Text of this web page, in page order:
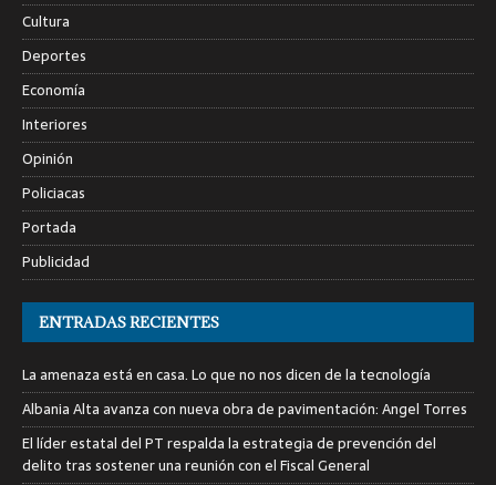
Cultura
Deportes
Economía
Interiores
Opinión
Policiacas
Portada
Publicidad
ENTRADAS RECIENTES
La amenaza está en casa. Lo que no nos dicen de la tecnología
Albania Alta avanza con nueva obra de pavimentación: Angel Torres
El líder estatal del PT respalda la estrategia de prevención del
delito tras sostener una reunión con el Fiscal General